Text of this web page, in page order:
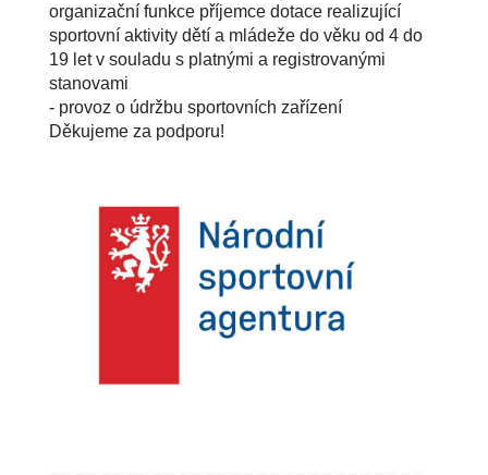
organizační funkce příjemce dotace realizující
sportovní aktivity dětí a mládeže do věku od 4 do
19 let v souladu s platnými a registrovanými
stanovami
- provoz o údržbu sportovních zařízení
Děkujeme za podporu!